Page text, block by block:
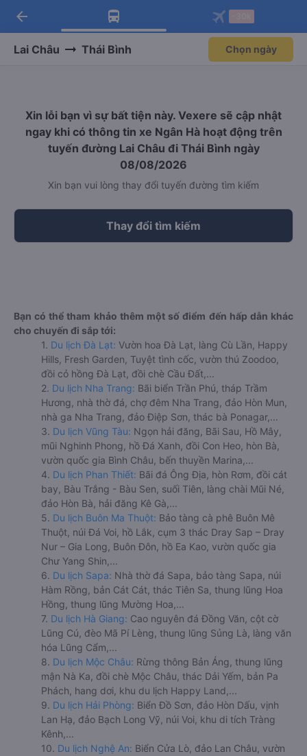
Tải app Vexere ngay!
Nhận ưu đãi thành viên độc
Mở app
Tải app Vexere
-30k/ghế khi đặt vé máy bay qua
Mở app
arrow_back
Lai Châu Thái Bình Chọn ngày
Xin lỗi bạn vì sự bất tiện này. Vexere sẽ cập nhật
ngay khi có thông tin xe Ngân Hà hoạt động trên
tuyến đường Lai Châu đi Thái Bình ngày
08/08/2026
Xin bạn vui lòng thay đổi tuyến đường tìm kiếm
Thay đổi tìm kiếm
Bạn có thể tham khảo thêm một số điểm đến hấp dẫn khác
cho chuyến đi sắp tới:
1. Du lịch Đà Lạt: Vườn hoa Đà Lạt, làng Cù Lần, Happy
Hills, Fresh Garden, Tuyệt tình cốc, vườn thú Zoodoo,
đồi cỏ hồng Đà Lạt, đồi chè Cầu Đất,...
2. Du lịch Nha Trang: Bãi biển Trần Phú, tháp Trầm
Hương, nhà thờ đá, chợ đêm Nha Trang, đảo Hòn Mun,
nhà ga Nha Trang, đảo Điệp Sơn, thác bà Ponagar,...
3. Du lịch Vũng Tàu: Ngọn hải đăng, Bãi Sau, Hồ Mây,
mũi Nghinh Phong, hồ Đá Xanh, đồi Con Heo, hòn Bà,
vườn quốc gia Bình Châu, bến thuyền Marina,...
4. Du lịch Phan Thiết: Bãi đá Ông Địa, hòn Rơm, đồi cát
bay, Bàu Trắng - Bàu Sen, suối Tiên, làng chài Mũi Né,
đảo Hòn Bà, hải đăng Kê Gà,...
5. Du lịch Buôn Ma Thuột: Bảo tàng cà phê Buôn Mê
Thuột, núi Đá Voi, hồ Lắk, cụm 3 thác Dray Sap – Dray
Nur – Gia Long, Buôn Đôn, hồ Ea Kao, vườn quốc gia
Chư Yang Shin,...
6. Du lịch Sapa: Nhà thờ đá Sapa, bảo tàng Sapa, núi
Hàm Rồng, bản Cát Cát, thác Tiên Sa, thung lũng Hoa
Hồng, thung lũng Mường Hoa,...
7. Du lịch Hà Giang: Cao nguyên đá Đồng Văn, cột cờ
Lũng Cú, đèo Mã Pí Lèng, thung lũng Sủng Là, làng văn
hóa Lũng Cẩm,...
8. Du lịch Mộc Châu: Rừng thông Bản Áng, thung lũng
mận Nà Ka, đồi chè Mộc Châu, thác Dải Yếm, bản Pa
Phách, hang dơi, khu du lịch Happy Land,...
9. Du lịch Hải Phòng: Biển Đồ Sơn, đảo Hòn Dấu, vịnh
Lan Hạ, đảo Bạch Long Vỹ, núi Voi, khu di tích Tràng
Kênh,...
10. Du lịch Nghệ An: Biển Cửa Lò, đảo Lan Châu, vườn